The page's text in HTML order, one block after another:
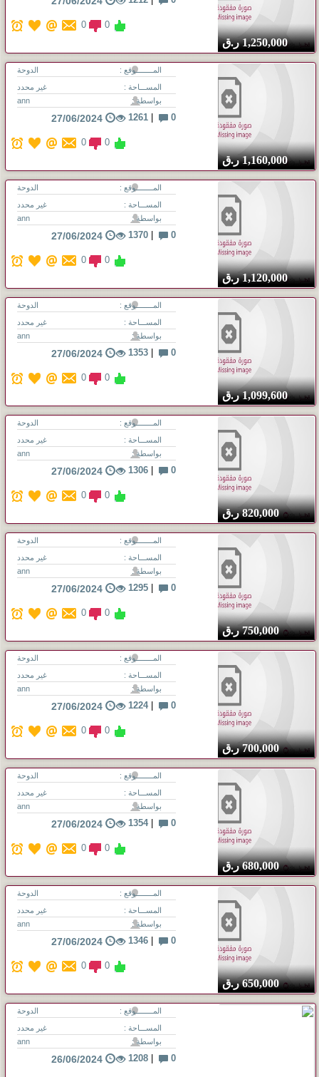
1,250,000ر.ق
0
0
1,160,000ر.ق
المــــــــوقع : الدوحة
27/06/2024
0
0
المســـاحة :
غير محدد
بواسطة :
ann
0
|
1261
1,120,000ر.ق
المــــــــوقع : الدوحة
27/06/2024
0
0
المســـاحة :
غير محدد
بواسطة :
ann
0
|
1370
1,099,600ر.ق
المــــــــوقع : الدوحة
27/06/2024
0
0
المســـاحة :
غير محدد
بواسطة :
ann
0
|
1353
820,000ر.ق
المــــــــوقع : الدوحة
27/06/2024
0
0
المســـاحة :
غير محدد
بواسطة :
ann
0
|
1306
750,000ر.ق
المــــــــوقع : الدوحة
27/06/2024
0
0
المســـاحة :
غير محدد
بواسطة :
ann
0
|
1295
700,000ر.ق
المــــــــوقع : الدوحة
27/06/2024
0
0
المســـاحة :
غير محدد
بواسطة :
ann
0
|
1224
680,000ر.ق
المــــــــوقع : الدوحة
27/06/2024
0
0
المســـاحة :
غير محدد
بواسطة :
ann
0
|
1354
650,000ر.ق
المــــــــوقع : الدوحة
27/06/2024
0
0
المســـاحة :
غير محدد
بواسطة :
ann
0
|
1346
المــــــــوقع : الدوحة
26/06/2024
المســـاحة :
غير محدد
بواسطة :
ann
0
|
1208